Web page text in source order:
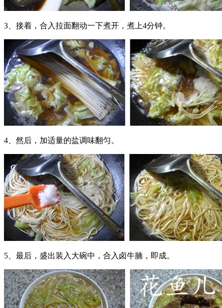
3、接着，合入拉面翻动一下煮开，煮上4分钟。
4、然后，加适量的盐调味翻匀。
5、最后，盛出装入大碗中，合入卤牛腩，即成。